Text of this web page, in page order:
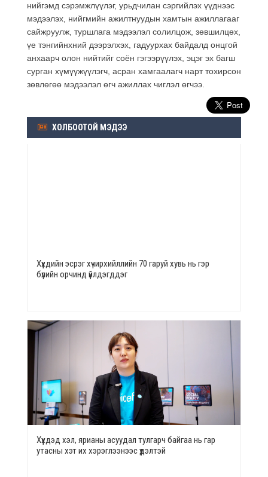
нийгэмд сэрэмжлүүлэг, урьдчилан сэргийлэх үүднээс
мэдээлэх, нийгмийн ажилтнуудын хамтын ажиллагааг
сайжруулж, туршлага мэдээлэл солилцож, зөвшилцөх,
үе тэнгийнхний дээрэлхэх, гадуурхах байдалд онцгой
анхаарч олон нийтийг соён гэгээрүүлэх, эцэг эх багш
сурган хүмүүжүүлэгч, асран хамгаалагч нарт тохирсон
зөвлөгөө мэдээлэл өгч ажиллах чиглэл өгчээ.
ХОЛБООТОЙ МЭДЭЭ
Хүүхдийн эсрэг хүчирхийллийн 70 гаруй хувь нь гэр
бүлийн орчинд үйлдэгддэг
Хүүхдэд хэл, ярианы асуудал тулгарч байгаа нь гар
утасны хэт их хэрэглээнээс үүдэлтэй